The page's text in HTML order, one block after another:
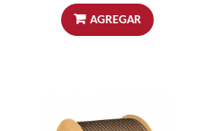
AGREGAR